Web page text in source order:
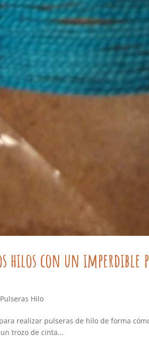
hilos con un imperdible
Hilo
realizar pulseras de hilo de forma
trozo de cinta...